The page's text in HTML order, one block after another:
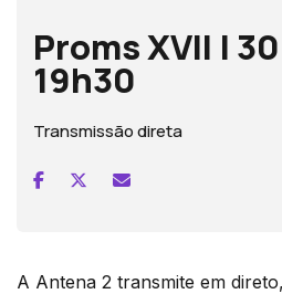
Proms XVII |
19h30
Transmissão direta
A Antena 2 transmite em